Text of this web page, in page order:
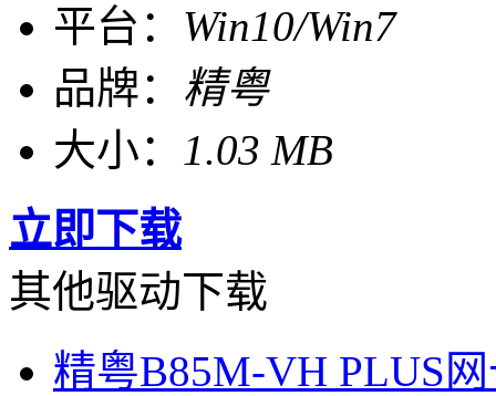
平台： Win10/Win7
品牌： 精粤
大小： 1.03 MB
立即下载
其他驱动下载
精粤B85M-VH PLUS